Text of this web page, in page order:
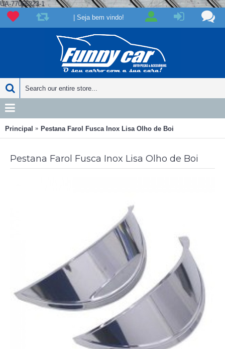
UA-77066223-1
| Seja bem vindo!
Principal Pestana Farol Fusca Inox Lisa Olho de Boi
Pestana Farol Fusca Inox Lisa Olho de Boi